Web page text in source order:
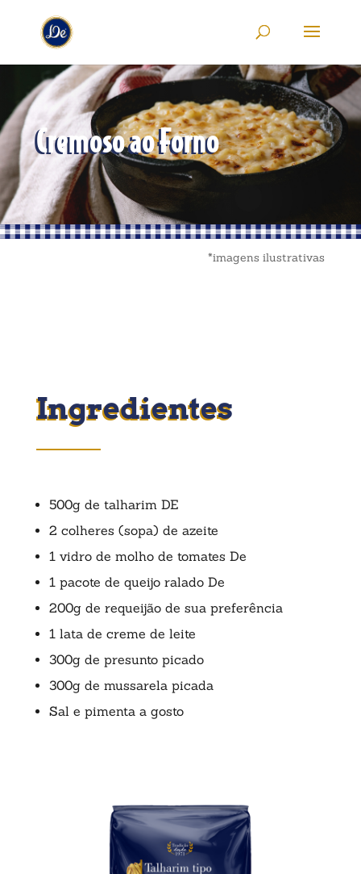
Cremoso ao Forno
*imagens ilustrativas
Ingredientes
500g de talharim DE
2 colheres (sopa) de azeite
1 vidro de molho de tomates De
1 pacote de queijo ralado De
200g de requeijão de sua preferência
1 lata de creme de leite
300g de presunto picado
300g de mussarela picada
Sal e pimenta a gosto